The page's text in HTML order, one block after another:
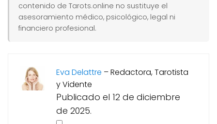
contenido de Tarots.online no sustituye el
asesoramiento médico, psicológico, legal ni
financiero profesional.
Eva Delattre –Redactora, Tarotista
y Vidente
Publicado el 12 de diciembre
de 2025.